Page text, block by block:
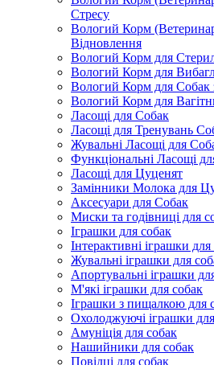
Стресу
Вологий Корм
Відновлення
Вологий Корм для
Вологий Корм для
Вологий Корм для Собак
Вологий Корм для
Ласощі для Собак
Ласощі для Тренувань
Жувальні Ласощі для
Функціональні Ласощі
Ласощі для Цуценят
Замінники Молока для
Аксесуари для Собак
Миски та годівниці для
Іграшки для собак
Інтерактивні іграшки для
Жувальні іграшки для
Апортувальні іграшки
М'які іграшки для собак
Іграшки з пищалкою для
Охолоджуючі іграшки
Амуніція для собак
Нашийники для собак
Повідці для собак